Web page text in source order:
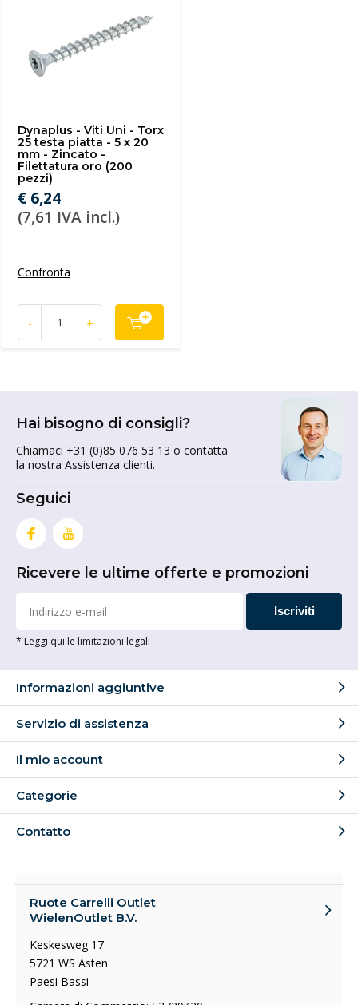
Dynaplus - Viti Uni - Torx
25 testa piatta - 5 x 20
mm - Zincato -
Filettatura oro (200
pezzi)
€ 6,24
(7,61 IVA incl.)
Confronta
- +
Hai bisogno di consigli?
Chiamaci +31 (0)85 076 53 13 o contatta
la nostra Assistenza clienti.
Seguici
Ricevere le ultime offerte e promozioni
Iscriviti
* Leggi qui le limitazioni legali
Informazioni aggiuntive
Servizio di assistenza
Il mio account
Categorie
Contatto
Ruote Carrelli Outlet
WielenOutlet B.V.
Keskesweg 17
5721 WS Asten
Paesi Bassi